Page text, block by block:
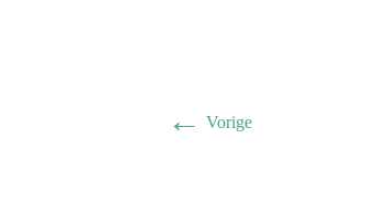
← Vorige